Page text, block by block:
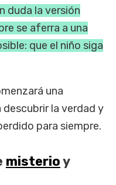
duda la versión
se aferra a una
que el niño siga
una
la verdad y
para siempre.
misterioy